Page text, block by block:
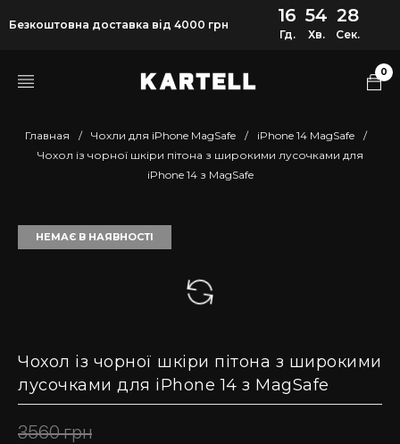
Безкоштовна доставка від 4000 грн 16
Гд.
54
Хв.
28
Сек.
0
Главная / Чохли для iPhone MagSafe / iPhone 14 MagSafe
/
Чохол із чорної шкіри пітона з широкими лусочками для
iPhone 14 з MagSafe
НЕМАЄ В НАЯВНОСТІ
Чохол із чорної шкіри пітона з широкими
лусочками для iPhone 14 з MagSafe
3560грн